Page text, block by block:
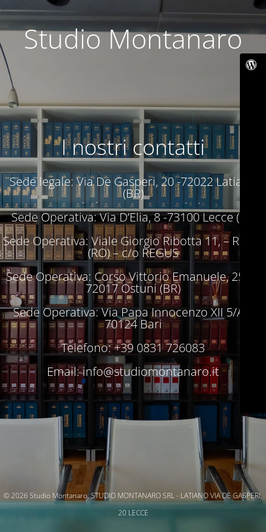
Studio Montanaro
I nostri contatti
Sede legale: Via De Gasperi, 20 -72022 Latiano
(BR)
Sede Operativa: Via D’Elia, 8 -73100 Lecce (LE)
Sede Operativa: Viale Giorgio Ribotta 11, – Roma
(RO) – c/o REGUS
Sede Operativa: Corso Vittorio Emanuele, 250 –
72017 Ostuni (BR)
Sede Operativa: Via Papa Innocenzo XII 5/A –
70124 Bari
Telefono: +39 0831 726083
Email:info@studiomontanaro.it
© 2026 Studio Montanaro. STUDIO MONTANARO SRL - LATIANO VIA DE GASPERI,
20 LECCE